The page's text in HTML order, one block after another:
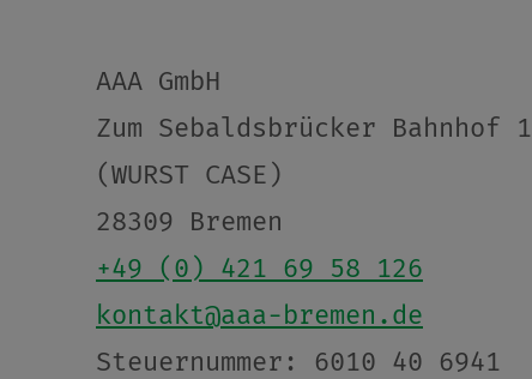
AAA GmbH
Zum Sebaldsbrücker Bahnhof 1
(WURST CASE)
28309 Bremen
+49 (0) 421 69 58 126
kontakt@aaa-bremen.de
Steuernummer: 6010 40 6941